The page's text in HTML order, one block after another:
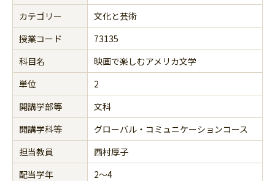
カテゴリー
文化と芸術
授業コード
73135
科目名
映画で楽しむアメリカ文学
単位
2
開講学部等
文科
開講学科等
グローバル・コミュニケーションコース
担当教員
西村厚子
配当学年
2～4